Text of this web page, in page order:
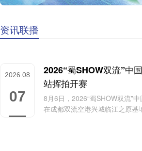
资讯联播
2026.08
07
2026“蜀SHOW双流”中
站挥拍开赛
8月6日，2026“蜀SHOW双流”
在成都双流空港兴城临江之原基